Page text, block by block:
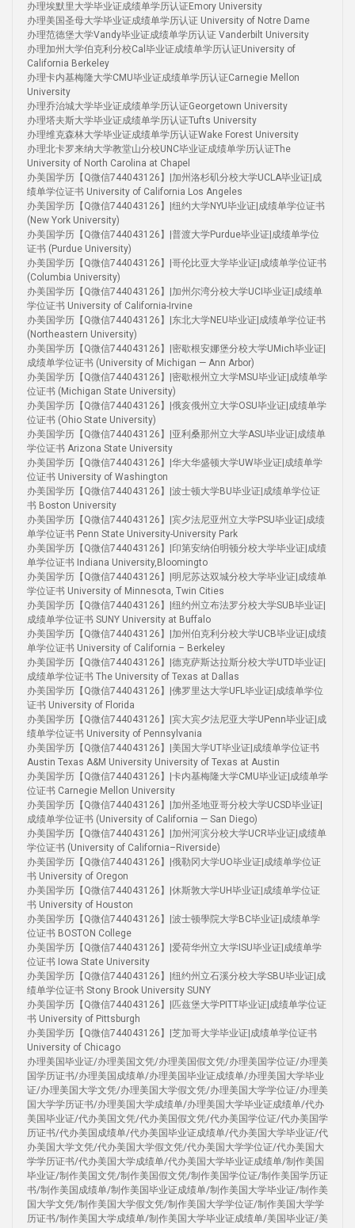
办理埃默里大学毕业证成绩单学历认证Emory University
办理美国圣母大学毕业证成绩单学历认证 University of Notre Dame
办理范德堡大学Vandy毕业证成绩单学历认证 Vanderbilt University
办理加州大学伯克利分校Cal毕业证成绩单学历认证University of
California Berkeley
办理卡内基梅隆大学CMU毕业证成绩单学历认证Carnegie Mellon
University
办理乔治城大学毕业证成绩单学历认证Georgetown University
办理塔夫斯大学毕业证成绩单学历认证Tufts University
办理维克森林大学毕业证成绩单学历认证Wake Forest University
办理北卡罗来纳大学教堂山分校UNC毕业证成绩单学历认证The
University of North Carolina at Chapel
办美国学历【Q微信744043126】|加州洛杉矶分校大学UCLA毕业证|成
绩单学位证书 University of California Los Angeles
办美国学历【Q微信744043126】|纽约大学NYU毕业证|成绩单学位证书
(New York University)
办美国学历【Q微信744043126】|普渡大学Purdue毕业证|成绩单学位
证书 (Purdue University)
办美国学历【Q微信744043126】|哥伦比亚大学毕业证|成绩单学位证书
(Columbia University)
办美国学历【Q微信744043126】|加州尔湾分校大学UCI毕业证|成绩单
学位证书 University of California-Irvine
办美国学历【Q微信744043126】|东北大学NEU毕业证|成绩单学位证书
(Northeastern University)
办美国学历【Q微信744043126】|密歇根安娜堡分校大学UMich毕业证|
成绩单学位证书 (University of Michigan — Ann Arbor)
办美国学历【Q微信744043126】|密歇根州立大学MSU毕业证|成绩单学
位证书 (Michigan State University)
办美国学历【Q微信744043126】|俄亥俄州立大学OSU毕业证|成绩单学
位证书 (Ohio State University)
办美国学历【Q微信744043126】|亚利桑那州立大学ASU毕业证|成绩单
学位证书 Arizona State University
办美国学历【Q微信744043126】|华大华盛顿大学UW毕业证|成绩单学
位证书 University of Washington
办美国学历【Q微信744043126】|波士顿大学BU毕业证|成绩单学位证
书 Boston University
办美国学历【Q微信744043126】|宾夕法尼亚州立大学PSU毕业证|成绩
单学位证书 Penn State University-University Park
办美国学历【Q微信744043126】|印第安纳伯明顿分校大学毕业证|成绩
单学位证书 Indiana University,Bloomingto
办美国学历【Q微信744043126】|明尼苏达双城分校大学毕业证|成绩单
学位证书 University of Minnesota, Twin Cities
办美国学历【Q微信744043126】|纽约州立布法罗分校大学SUB毕业证|
成绩单学位证书 SUNY University at Buffalo
办美国学历【Q微信744043126】|加州伯克利分校大学UCB毕业证|成绩
单学位证书 University of California – Berkeley
办美国学历【Q微信744043126】|德克萨斯达拉斯分校大学UTD毕业证|
成绩单学位证书 The University of Texas at Dallas
办美国学历【Q微信744043126】|佛罗里达大学UFL毕业证|成绩单学位
证书 University of Florida
办美国学历【Q微信744043126】|宾大宾夕法尼亚大学UPenn毕业证|成
绩单学位证书 University of Pennsylvania
办美国学历【Q微信744043126】|美国大学UT毕业证|成绩单学位证书
Austin Texas A&M University University of Texas at Austin
办美国学历【Q微信744043126】|卡内基梅隆大学CMU毕业证|成绩单学
位证书 Carnegie Mellon University
办美国学历【Q微信744043126】|加州圣地亚哥分校大学UCSD毕业证|
成绩单学位证书 (University of California — San Diego)
办美国学历【Q微信744043126】|加州河滨分校大学UCR毕业证|成绩单
学位证书 (University of California–Riverside)
办美国学历【Q微信744043126】|俄勒冈大学UO毕业证|成绩单学位证
书 University of Oregon
办美国学历【Q微信744043126】|休斯敦大学UH毕业证|成绩单学位证
书 University of Houston
办美国学历【Q微信744043126】|波士顿學院大学BC毕业证|成绩单学
位证书 BOSTON College
办美国学历【Q微信744043126】|爱荷华州立大学ISU毕业证|成绩单学
位证书 Iowa State University
办美国学历【Q微信744043126】|纽约州立石溪分校大学SBU毕业证|成
绩单学位证书 Stony Brook University SUNY
办美国学历【Q微信744043126】|匹兹堡大学PITT毕业证|成绩单学位证
书 University of Pittsburgh
办美国学历【Q微信744043126】|芝加哥大学毕业证|成绩单学位证书
University of Chicago
办理美国毕业证/办理美国文凭/办理美国假文凭/办理美国学位证/办理美
国学历证书/办理美国成绩单/办理美国毕业证成绩单/办理美国大学毕业
证/办理美国大学文凭/办理美国大学假文凭/办理美国大学学位证/办理美
国大学学历证书/办理美国大学成绩单/办理美国大学毕业证成绩单/代办
美国毕业证/代办美国文凭/代办美国假文凭/代办美国学位证/代办美国学
历证书/代办美国成绩单/代办美国毕业证成绩单/代办美国大学毕业证/代
办美国大学文凭/代办美国大学假文凭/代办美国大学学位证/代办美国大
学学历证书/代办美国大学成绩单/代办美国大学毕业证成绩单/制作美国
毕业证/制作美国文凭/制作美国假文凭/制作美国学位证/制作美国学历证
书/制作美国成绩单/制作美国毕业证成绩单/制作美国大学毕业证/制作美
国大学文凭/制作美国大学假文凭/制作美国大学学位证/制作美国大学学
历证书/制作美国大学成绩单/制作美国大学毕业证成绩单/美国毕业证/美